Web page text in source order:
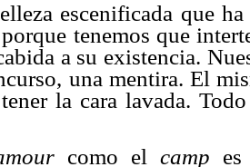
escenificada que
porque tenemos que
a su existencia.
una mentira. El
la cara lavada.
como el camp